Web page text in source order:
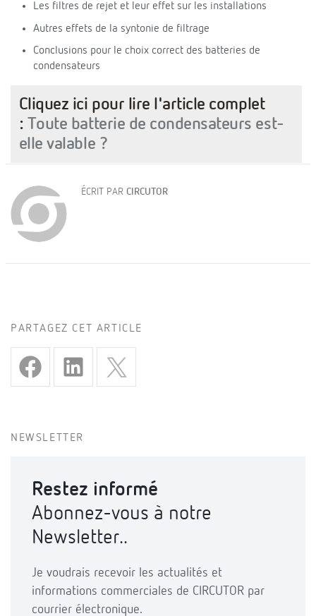
Les filtres de rejet et leur effet sur les installations
Autres effets de la syntonie de filtrage
Conclusions pour le choix correct des batteries de
condensateurs
Cliquez ici pour lire l'article complet
: Toute batterie de condensateurs est-
elle valable ?
ÉCRIT PAR CIRCUTOR
PARTAGEZ CET ARTICLE
NEWSLETTER
Restez informé
Abonnez-vous à notre
Newsletter..
Je voudrais recevoir les actualités et
informations commerciales de CIRCUTOR par
courrier électronique.